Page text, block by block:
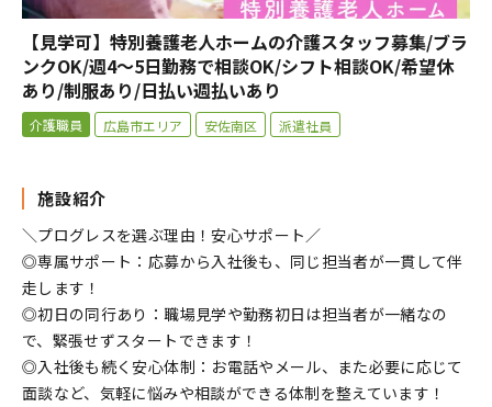
【見学可】特別養護老人ホームの介護スタッフ募集/ブラ
ンクOK/週4～5日勤務で相談OK/シフト相談OK/希望休
あり/制服あり/日払い週払いあり
介護職員 広島市エリア 安佐南区 派遣社員
施設紹介
＼プログレスを選ぶ理由！安心サポート／
◎専属サポート：応募から入社後も、同じ担当者が一貫して伴
走します！
◎初日の同行あり：職場見学や勤務初日は担当者が一緒なの
で、緊張せずスタートできます！
◎入社後も続く安心体制：お電話やメール、また必要に応じて
面談など、気軽に悩みや相談ができる体制を整えています！